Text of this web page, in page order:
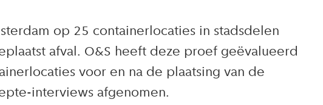
op 25 containerlocaties in stadsdelen
afval. O&S heeft deze proef geëvalueerd
voor en na de plaatsing van de
interviews afgenomen.